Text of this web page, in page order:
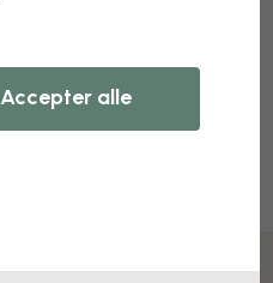
Accepter alle